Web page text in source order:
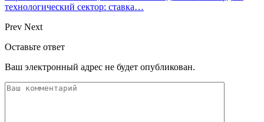
технологический сектор: ставка…
Prev Next
Оставьте ответ
Ваш электронный адрес не будет опубликован.